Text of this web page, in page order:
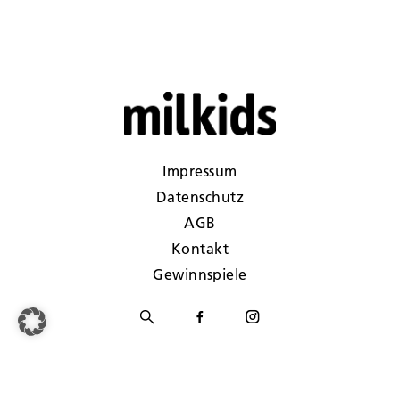
Impressum
Datenschutz
AGB
Kontakt
Gewinnspiele